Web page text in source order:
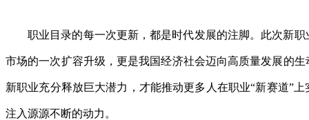
职业目录的每一次更新，都是时代发展的注脚。此次新
市场的一次扩容升级，更是我国经济社会迈向高质量发展的
新职业充分释放巨大潜力，才能推动更多人在职业“新赛道”
注入源源不断的动力。